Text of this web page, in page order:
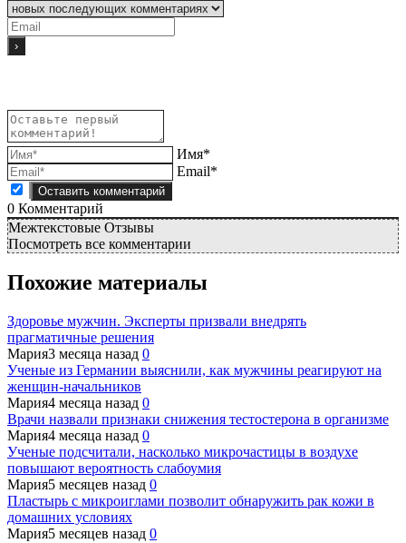
Имя*
Email*
0 Комментарий
Межтекстовые Отзывы
Посмотреть все комментарии
Похожие материалы
Здоровье мужчин. Эксперты призвали внедрять
прагматичные решения
Мария3 месяца назад 0
Ученые из Германии выяснили, как мужчины реагируют на
женщин-начальников
Мария4 месяца назад 0
Врачи назвали признаки снижения тестостерона в организме
Мария4 месяца назад 0
Ученые подсчитали, насколько микрочастицы в воздухе
повышают вероятность слабоумия
Мария5 месяцев назад 0
Пластырь с микроиглами позволит обнаружить рак кожи в
домашних условиях
Мария5 месяцев назад 0